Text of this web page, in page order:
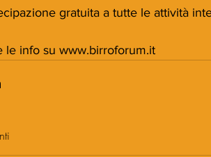
gratuita a tutte le attività
le info su www.birroforum.it